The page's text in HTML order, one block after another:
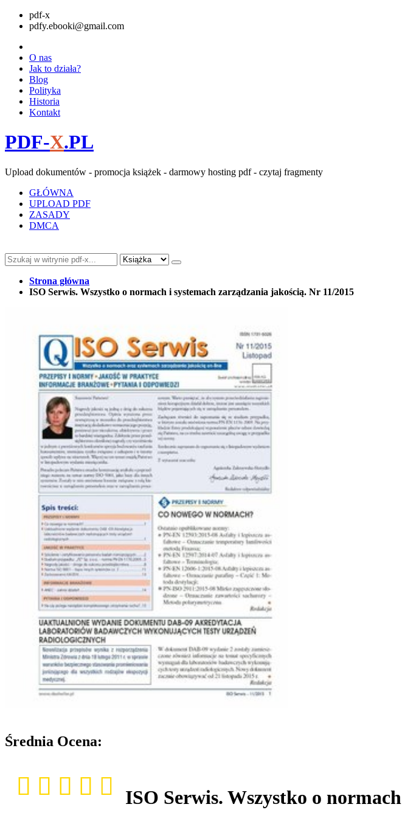
pdf-x
pdfy.ebooki@gmail.com
O nas
Jak to działa?
Blog
Polityka
Historia
Kontakt
PDF-X.PL
Upload dokumentów - promocja książek - darmowy hosting pdf - czytaj fragmenty
GŁÓWNA
UPLOAD PDF
ZASADY
DMCA
Strona główna
ISO Serwis. Wszystko o normach i systemach zarządzania jakością. Nr 11/2015
Średnia Ocena:
ISO Serwis. Wszystko o